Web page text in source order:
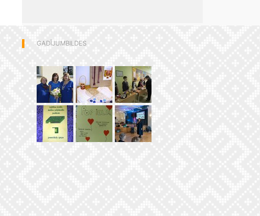
GADĪJUMBILDES